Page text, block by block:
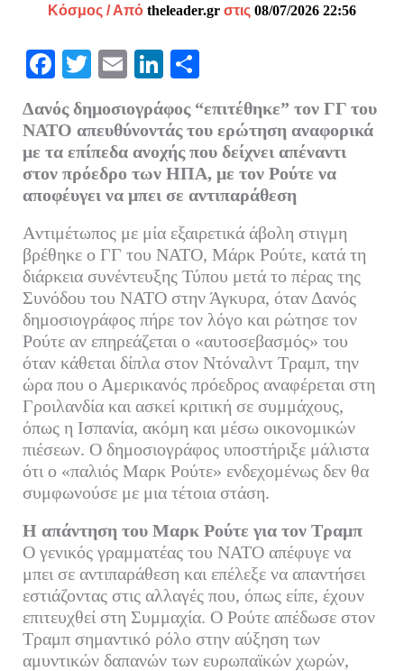
Κόσμος / Από theleader.gr στις 08/07/2026 22:56
Fa
ce
bo
ok
T
tte
r
E
ail
Li
ed
In
ρ
α
στ
εί
τε
Δανός δημοσιογράφος “επιτέθηκε” τον ΓΓ του
ΝΑΤΟ απευθύνοντάς του ερώτηση αναφορικά
με τα επίπεδα ανοχής που δείχνει απέναντι
στον πρόεδρο των ΗΠΑ, με τον Ρούτε να
αποφέυγει να μπει σε αντιπαράθεση
Aντιμέτωπος με μία εξαιρετικά άβολη στιγμη
βρέθηκε ο ΓΓ του ΝΑΤΟ, Μάρκ Ρούτε, κατά τη
διάρκεια συνέντευξης Τύπου μετά το πέρας της
Συνόδου του ΝΑΤΟ στην Άγκυρα, όταν Δανός
δημοσιογράφος πήρε τον λόγο και ρώτησε τον
Ρούτε αν επηρεάζεται ο «αυτοσεβασμός» του
όταν κάθεται δίπλα στον Ντόναλντ Τραμπ, την
ώρα που ο Αμερικανός πρόεδρος αναφέρεται στη
Γροιλανδία και ασκεί κριτική σε συμμάχους,
όπως η Ισπανία, ακόμη και μέσω οικονομικών
πιέσεων. Ο δημοσιογράφος υποστήριξε μάλιστα
ότι ο «παλιός Μαρκ Ρούτε» ενδεχομένως δεν θα
συμφωνούσε με μια τέτοια στάση.
Η απάντηση του Μαρκ Ρούτε για τον Τραμπ
Ο γενικός γραμματέας του ΝΑΤΟ απέφυγε να
μπει σε αντιπαράθεση και επέλεξε να απαντήσει
εστιάζοντας στις αλλαγές που, όπως είπε, έχουν
επιτευχθεί στη Συμμαχία. Ο Ρούτε απέδωσε στον
Τραμπ σημαντικό ρόλο στην αύξηση των
αμυντικών δαπανών των ευρωπαϊκών χωρών,